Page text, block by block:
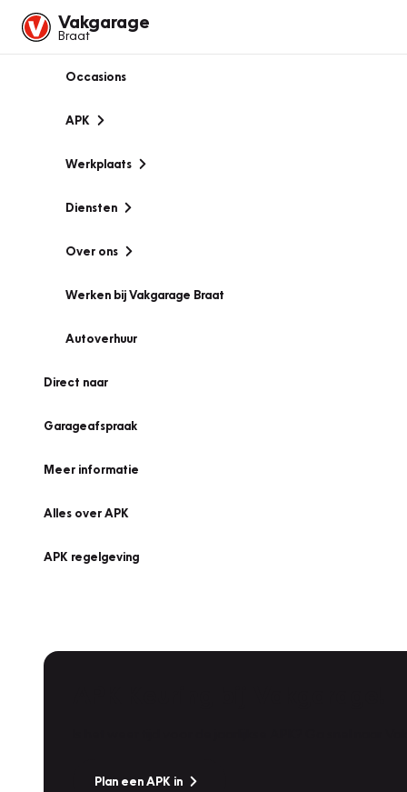
Vakgarage
Braat
Occasions
APK
Werkplaats
Diensten
Over ons
Werken bij Vakgarage Braat
Autoverhuur
Direct naar
Garageafspraak
Meer informatie
Alles over APK
APK regelgeving
Plan een APK in